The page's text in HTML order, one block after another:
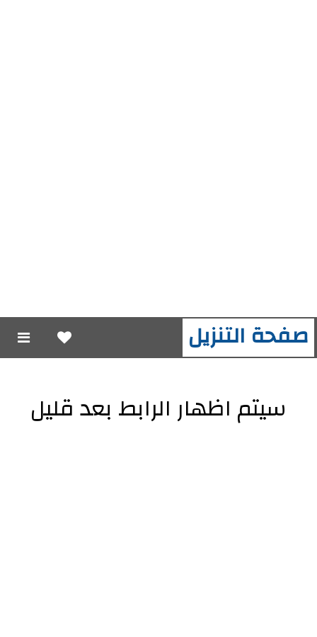
صفحة التنزيل
سيتم اظهار الرابط بعد قليل